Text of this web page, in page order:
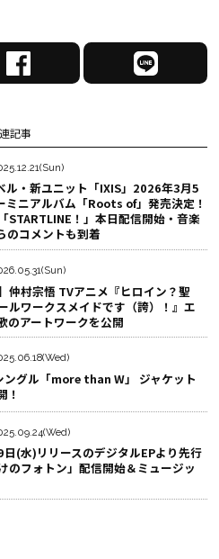
L
I
ェ
ア
す
る
記事
・新ユニット「IXIS」2026年3月5
ミニアルバム「Roots of」発売決定！
STARTLINE！」本日配信開始・音楽
のコメントも到着
仲村宗悟 TVアニメ『ヒロイン？聖
ルワークスメイドです（誇）！』エ
のアートワークを公開
グル「more than W」 ジャケット
！
(水)リリースのデジタルEPより先行
のフォトン」配信開始＆ミュージッ